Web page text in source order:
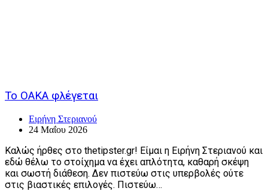
Το ΟΑΚΑ φλέγεται
Ειρήνη Στεριανού
24 Μαΐου 2026
Καλώς ήρθες στο thetipster.gr! Είμαι η Ειρήνη Στεριανού και
εδώ θέλω το στοίχημα να έχει απλότητα, καθαρή σκέψη
και σωστή διάθεση. Δεν πιστεύω στις υπερβολές ούτε
στις βιαστικές επιλογές. Πιστεύω…